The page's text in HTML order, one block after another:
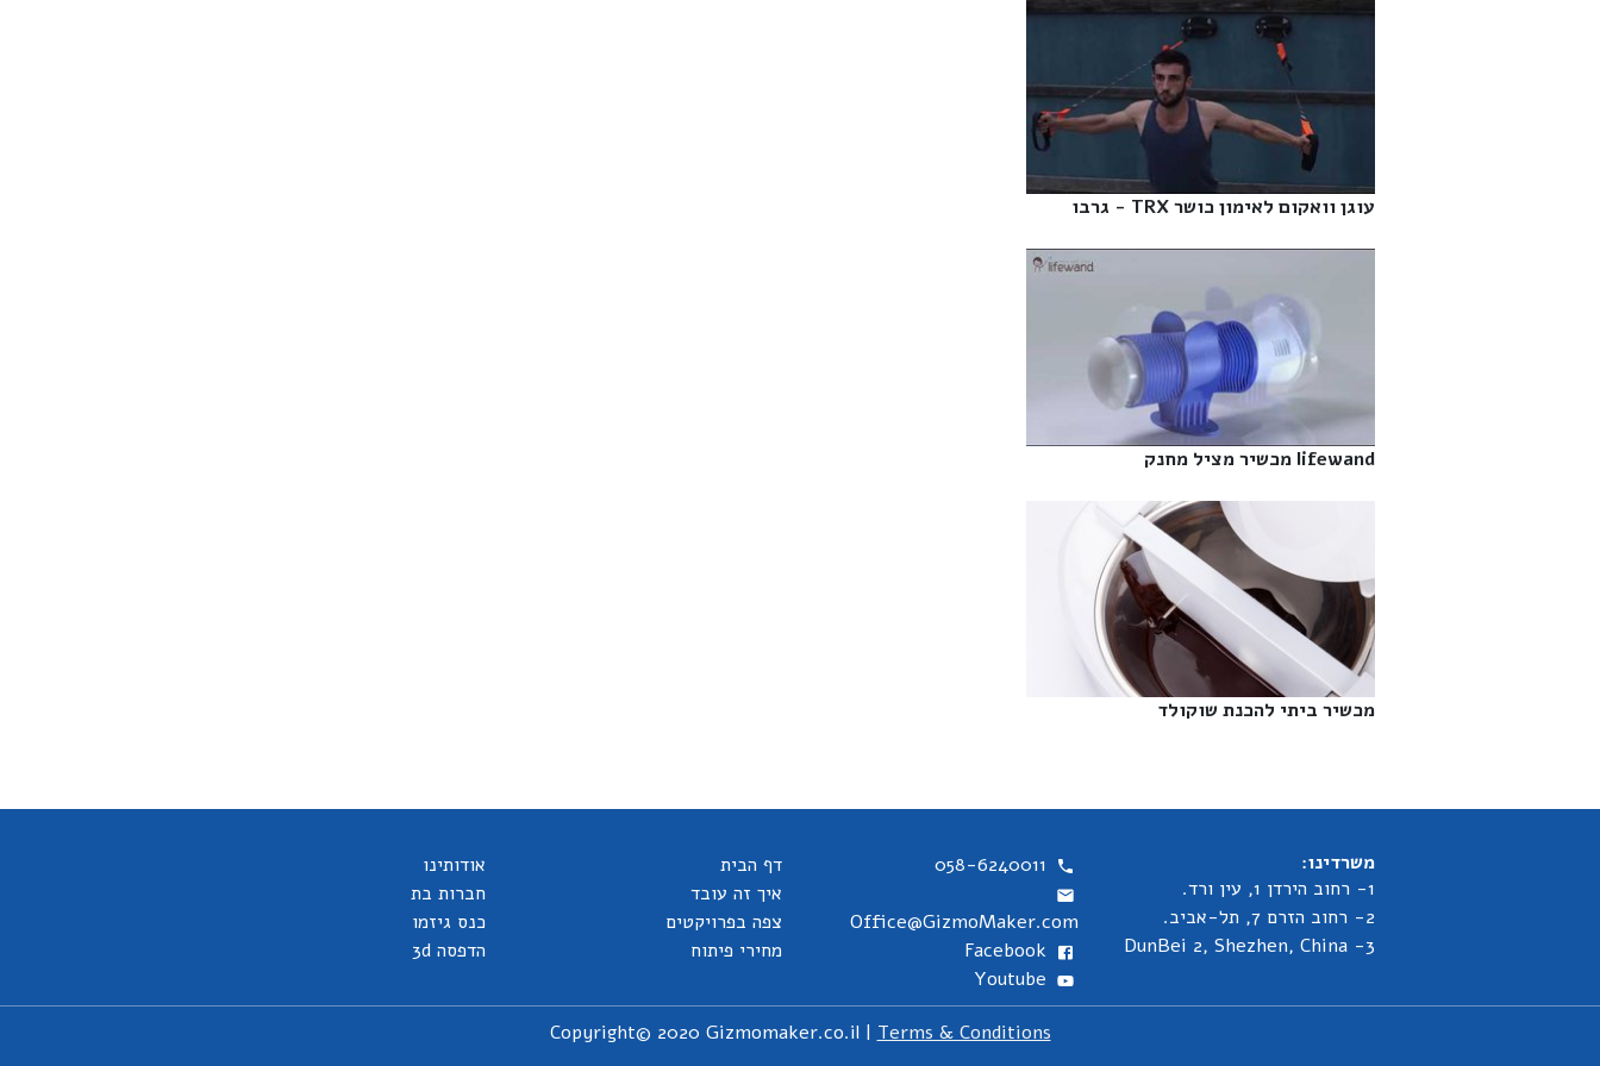
עוגן וואקום לאימון כושר TRX - גרבו‎
lifewand מכשיר מציל מחנק‎
מכשיר ביתי להכנת שוקולד‎
משרדינו:
1- רחוב הירדן 1, עין ורד.
2- רחוב הזרם 7, תל-אביב.
3- DunBei 2, Shezhen, China
058-6240011
Office@GizmoMaker.com
Facebook
Youtube
דף הבית
איך זה עובד
צפה בפרויקטים
מחירי פיתוח
אודותינו
חברות בת
כנס גיזמו
הדפסה 3d
Copyright© 2020 Gizmomaker.co.il | Terms & Conditions